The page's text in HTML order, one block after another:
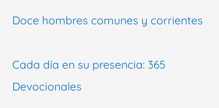
Doce hombres comunes y corrientes
Cada día en su presencia: 365
Devocionales